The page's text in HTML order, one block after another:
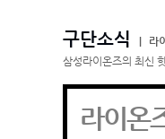
구단소식
라
삼성라이온즈의 최신
라이온